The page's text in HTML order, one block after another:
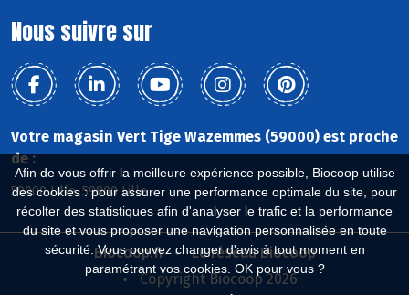
Afin de vous offrir la meilleure expérience possible, Biocoop utilise
des cookies : pour assurer une performance optimale du site, pour
récolter des statistiques afin d'analyser le trafic et la performance
du site et vous proposer une navigation personnalisée en toute
sécurité. Vous pouvez changer d'avis à tout moment en
paramétrant vos cookies. OK pour vous ?
Nous suivre sur
Votre magasin Vert Tige Wazemmes (59000) est proche
de :
59000 Lille, 59800 Lille
Biocoop.fr
Le réseau Biocoop
Copyright Biocoop 2026